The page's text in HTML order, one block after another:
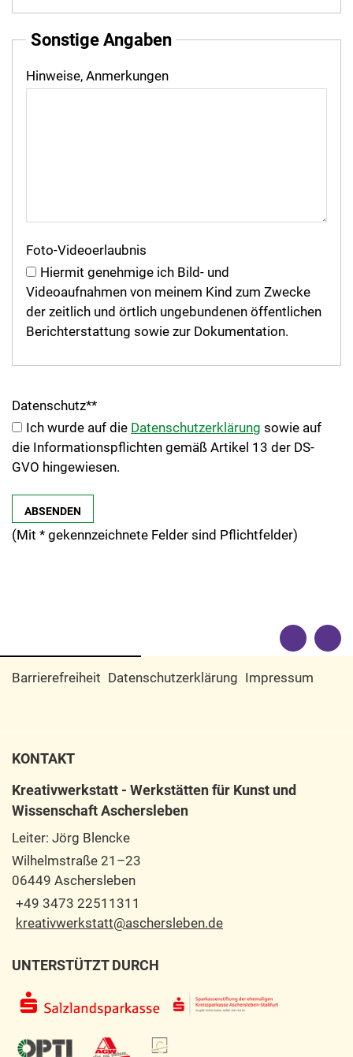
Sonstige Angaben
Hinweise, Anmerkungen
Foto-Videoerlaubnis
Hiermit genehmige ich Bild- und
Videoaufnahmen von meinem Kind zum Zwecke
der zeitlich und örtlich ungebundenen öffentlichen
Berichterstattung sowie zur Dokumentation.
Datenschutz**
Ich wurde auf die Datenschutzerklärung sowie auf
die Informationspflichten gemäß Artikel 13 der DS-
GVO hingewiesen.
(Mit * gekennzeichnete Felder sind Pflichtfelder)
Barrierefreiheit Datenschutzerklärung Impressum
KONTAKT
Kreativwerkstatt - Werkstätten für Kunst und
Wissenschaft Aschersleben
Leiter: Jörg Blencke
Wilhelmstraße 21–23
06449 Aschersleben
+49 3473 22511311
kreativwerkstatt@aschersleben.de
UNTERSTÜTZT DURCH